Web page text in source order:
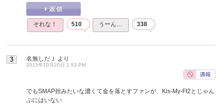
それな！ 510 うーん… 338
3 名無しだＪ より
2015年10月20日 1:53 PM
でもSMAP担みたいな濃くて金を落とすファンが、Kis-My-Ft2とじゃん
ぷにはいない